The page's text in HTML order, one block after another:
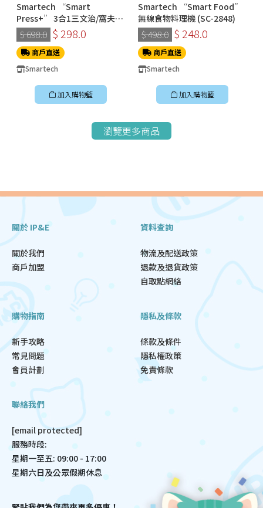
Smartech “Smart
Press+” 3合1三文治/窩夫/
冬甩機 SM-2228
$ 698.0 $ 298.0
商戶直送
Smartech
加入購物籃
Smartech “Smart Food”
無線食物料理機 (SC-2848)
$ 498.0 $ 248.0
商戶直送
Smartech
加入購物籃
瀏覽更多商品
關於 IP&E
關於我們
商戶加盟
資料查詢
物流及配送政策
退款及退貨政策
自取點網絡
購物指南
新手攻略
常見問題
會員計劃
隱私及條款
條款及條件
隱私權政策
免責條款
聯絡我們
[email protected]
服務時段:
星期一至五: 09:00 - 17:00
星期六日及公眾假期休息